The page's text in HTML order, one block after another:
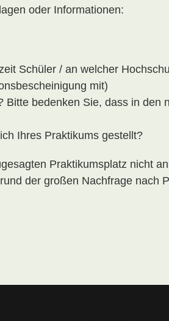
oder Informationen:
Schüler / an welcher
mit)
bedenken Sie, dass in den
Ihres Praktikums gestellt?
Praktikumsplatz nicht
der großen Nachfrage nach